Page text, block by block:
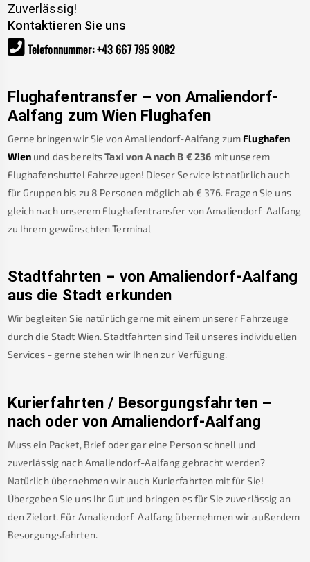
Zuverlässig!
Kontaktieren Sie uns
Telefonnummer:+43 667 795 9082
Flughafentransfer – von Amaliendorf-
Aalfang zum Wien Flughafen
Gerne bringen wir Sie von Amaliendorf-Aalfang zum Flughafen
Wien und das bereitsTaxi von A nach B €236 mit unserem
Flughafenshuttel Fahrzeugen! Dieser Service ist natürlich auch
für Gruppen bis zu 8 Personen möglich ab € 376. Fragen Sie uns
gleich nach unserem Flughafentransfer von Amaliendorf-Aalfang
zu Ihrem gewünschten Terminal
Stadtfahrten – von Amaliendorf-Aalfang
aus die Stadt erkunden
Wir begleiten Sie natürlich gerne mit einem unserer Fahrzeuge
durch die Stadt Wien. Stadtfahrten sind Teil unseres individuellen
Services - gerne stehen wir Ihnen zur Verfügung.
Kurierfahrten / Besorgungsfahrten –
nach oder von Amaliendorf-Aalfang
Muss ein Packet, Brief oder gar eine Person schnell und
zuverlässig nach Amaliendorf-Aalfang gebracht werden?
Natürlich übernehmen wir auch Kurierfahrten mit für Sie!
Übergeben Sie uns Ihr Gut und bringen es für Sie zuverlässig an
den Zielort. FürAmaliendorf-Aalfang übernehmen wir außerdem
Besorgungsfahrten.